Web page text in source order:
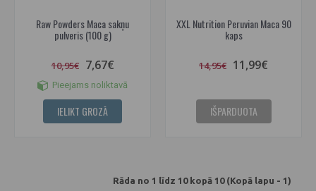
Raw Powders Maca sakņu
pulveris (100 g)
10,95€ 7,67€
Pieejams noliktavā
IELIKT GROZĀ
XXL Nutrition Peruvian Maca 90
kaps
14,95€ 11,99€
IŠPARDUOTA
Rāda no 1 līdz 10 kopā 10 (Kopā lapu - 1)